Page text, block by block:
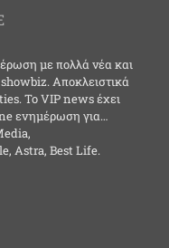
με πολλά νέα και
Αποκλειστικά
Το VIP news έχει
ενημέρωση για…
Astra, Best Life.